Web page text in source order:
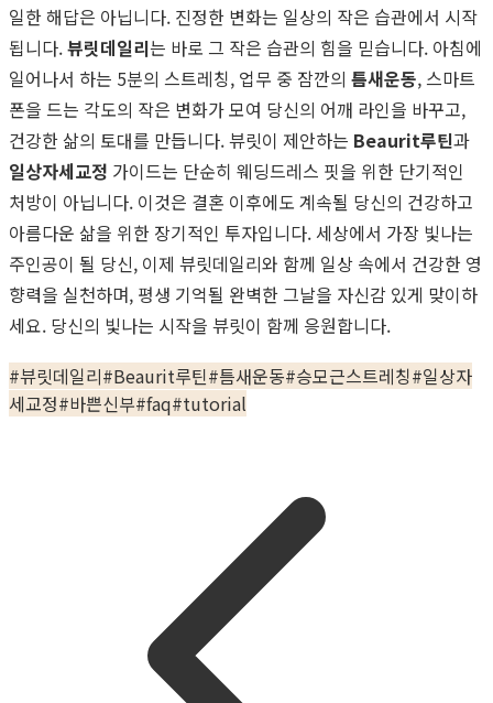
일한 해답은 아닙니다. 진정한 변화는 일상의 작은 습관에서 시작
됩니다.뷰릿데일리는 바로 그 작은 습관의 힘을 믿습니다. 아침에
일어나서 하는 5분의 스트레칭, 업무 중 잠깐의 틈새운동, 스마트
폰을 드는 각도의 작은 변화가 모여 당신의 어깨 라인을 바꾸고,
건강한 삶의 토대를 만듭니다. 뷰릿이 제안하는 Beaurit루틴과
일상자세교정 가이드는 단순히 웨딩드레스 핏을 위한 단기적인
처방이 아닙니다. 이것은 결혼 이후에도 계속될 당신의 건강하고
아름다운 삶을 위한 장기적인 투자입니다. 세상에서 가장 빛나는
주인공이 될 당신, 이제 뷰릿데일리와 함께 일상 속에서 건강한 영
향력을 실천하며, 평생 기억될 완벽한 그날을 자신감 있게 맞이하
세요. 당신의 빛나는 시작을 뷰릿이 함께 응원합니다.
#뷰릿데일리#Beaurit루틴#틈새운동#승모근스트레칭#일상자
세교정#바쁜신부#faq#tutorial